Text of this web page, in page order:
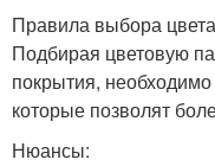
Правила выбора цвета
Подбирая цветовую
покрытия,
которые позволят
Нюансы: